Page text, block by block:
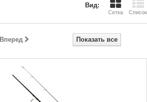
Вид:
Сетка Список
Показать все
Вперед